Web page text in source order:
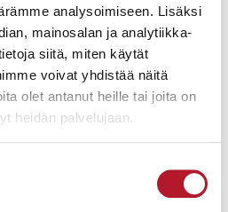
analysoimiseen. Lisäksi
mainosalan ja analytiikka-
siitä, miten käytät
voivat yhdistää näitä
olet antanut heille tai joita on
heidän palvelujaan.
Japanissa tuleva keisari joutui
hänen serkkunsa, Kreikan prinssi
kävelykepillään hyökkääjän
Matkalla tallennettu valokuva,
myytiin Helanderilla vasarahintaan
650 euroa.